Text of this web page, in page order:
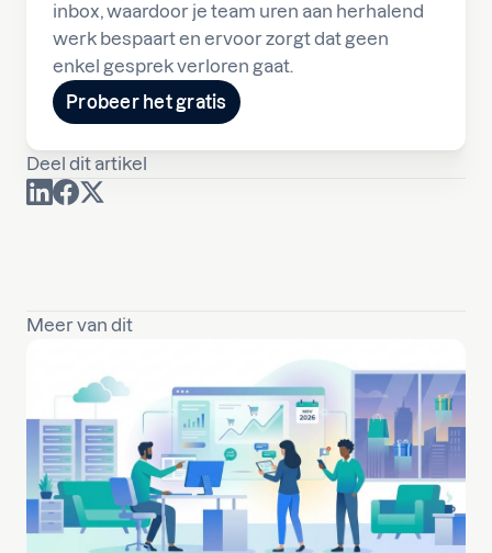
inbox, waardoor je team uren aan herhalend
werk bespaart en ervoor zorgt dat geen
enkel gesprek verloren gaat.
Probeer het gratis
Deel dit artikel
Meer van dit